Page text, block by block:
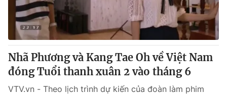
® Cấm sao chép dưới mọi hình thức nếu không có sự chấp
thuận bằng văn bản. Ghi rõ nguồn VTV.vn khi phát hành lại
thông tin từ website này.
Nhã Phương và Kang Tae Oh về Việt Nam
đóng Tuổi thanh xuân 2 vào tháng 6
VTV.vn - Theo lịch trình dự kiến của đoàn làm phim